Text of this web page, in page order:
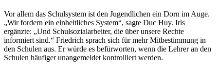
Vor allem das Schulsystem ist den Jugendlichen ein Dorn im Auge.
„Wir fordern ein einheitliches System“, sagte Duc Huy. Iris
ergänzte: „Und Schulsozialarbeiter, die über unsere Rechte
informiert sind.“ Friedrich sprach sich für mehr Mitbestimmung in
den Schulen aus. Er würde es befürworten, wenn die Lehrer an den
Schulen häufiger unangemeldet kontrolliert werden.